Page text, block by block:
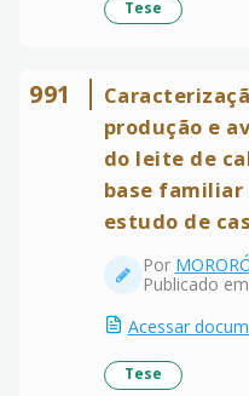
Tese
991
produção e
do leite de
base familiar
estudo de
Por
Publicado
Acessar
Tese